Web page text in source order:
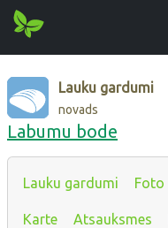
Lauku gardumi
novads
Labumu bode
Lauku gardumi Foto
Karte Atsauksmes